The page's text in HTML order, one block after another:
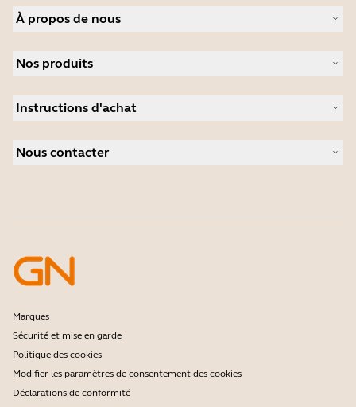
À propos de nous
Carrières
Actualité et communiqués de presse
Études de cas
Nos produits
Speakerphones
Caméras personnelles
Logiciels
Instructions d'achat
Distributeurs
Nous contacter
Programme Développeurs
Programme Partenaires
Politique de fin de vie de l'entreprise
Marques
Sécurité et mise en garde
Politique des cookies
Modifier les paramètres de consentement des cookies
Déclarations de conformité